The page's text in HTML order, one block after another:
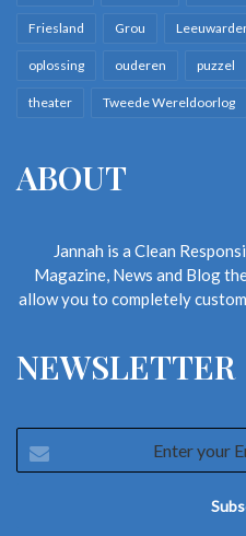
Friesland Grou
oplossing ouderen puzzel
theater Tweede Wereldoorlog
ABOUT
Jannah is a Clean
Magazine, News and Blog
allow you to completely
NEWSLETTER
your